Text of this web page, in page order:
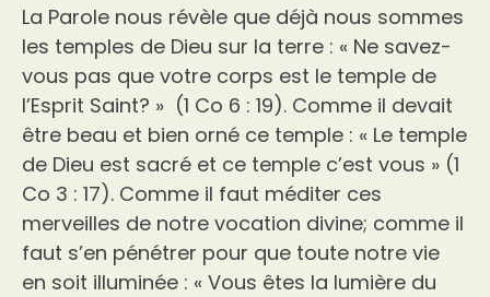
La Parole nous révèle que déjà nous sommes
les temples de Dieu sur la terre : « Ne savez-
vous pas que votre corps est le temple de
l’Esprit Saint? » (1 Co 6 : 19). Comme il devait
être beau et bien orné ce temple : « Le temple
de Dieu est sacré et ce temple c’est vous » (1
Co 3 : 17). Comme il faut méditer ces
merveilles de notre vocation divine; comme il
faut s’en pénétrer pour que toute notre vie
en soit illuminée : « Vous êtes la lumière du